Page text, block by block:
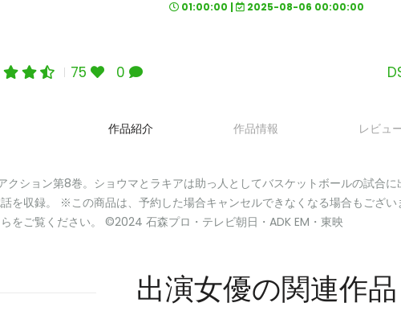
01:00:00 | 2025-08-06 00:00:00
75 0
作品紹介 作品情報 レビュ
クション第8巻。ショウマとラキアは助っ人としてバスケットボールの試合
を収録。 ※この商品は、予約した場合キャンセルできなくなる場合もござ
をご覧ください。 ©2024 石森プロ・テレビ朝日・ADK EM・東映
出演女優の関連作品